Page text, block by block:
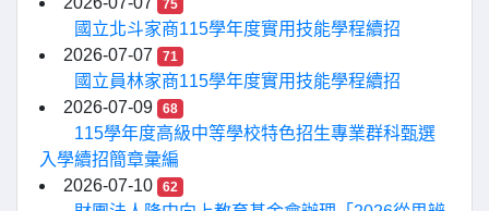
75
國立北斗家商115學年度實用技能學程續招
2026-07-07
71
國立員林家商115學年度實用技能學程續招
2026-07-09
68
115學年度高級中等學校特色招生專業群科甄選
入學續招簡章彙編
2026-07-10
62